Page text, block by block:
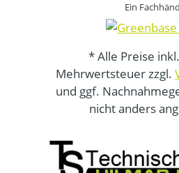
Ein
* Alle Preise
Mehrwertsteuer zzgl.
und ggf.
nicht anders